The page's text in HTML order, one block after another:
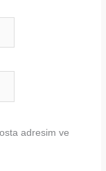
adresim ve